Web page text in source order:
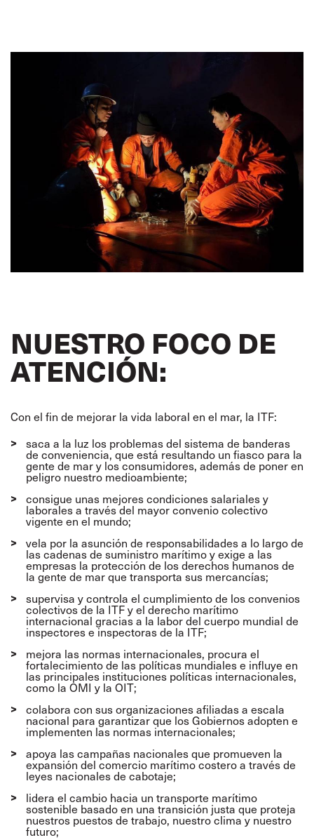
NUESTRO FOCO DE
ATENCIÓN:
Con el fin de mejorar la vida laboral en el mar, la ITF:
saca a la luz los problemas del sistema de banderas
de conveniencia, que está resultando un fiasco para la
gente de mar y los consumidores, además de poner en
peligro nuestro medioambiente;
consigue unas mejores condiciones salariales y
laborales a través del mayor convenio colectivo
vigente en el mundo;
vela por la asunción de responsabilidades a lo largo de
las cadenas de suministro marítimo y exige a las
empresas la protección de los derechos humanos de
la gente de mar que transporta sus mercancías;
supervisa y controla el cumplimiento de los convenios
colectivos de la ITF y el derecho marítimo
internacional gracias a la labor del cuerpo mundial de
inspectores e inspectoras de la ITF;
mejora las normas internacionales, procura el
fortalecimiento de las políticas mundiales e influye en
las principales instituciones políticas internacionales,
como la OMI y la OIT;
colabora con sus organizaciones afiliadas a escala
nacional para garantizar que los Gobiernos adopten e
implementen las normas internacionales;
apoya las campañas nacionales que promueven la
expansión del comercio marítimo costero a través de
leyes nacionales de cabotaje;
lidera el cambio hacia un transporte marítimo
sostenible basado en una transición justa que proteja
nuestros puestos de trabajo, nuestro clima y nuestro
futuro;